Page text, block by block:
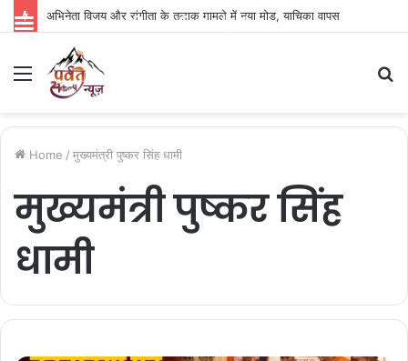
अभिनेता विजय और संगीता के तलाक मामले में नया मोड़, याचिका वापस
Menu
Home / मुख्यमंत्री पुष्कर सिंह धामी
मुख्यमंत्री पुष्कर सिंह
धामी
Parvat Sankalp News